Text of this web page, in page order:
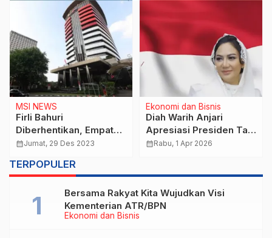
MSI NEWS
Firli Bahuri
Diberhentikan, Empat
Calon Pengganti Muncul
calendar_monthJumat, 29 Des 2023
Ekonomi dan Bisnis
Diah Warih Anjari
Apresiasi Presiden Tak
Naikkan Harga
calendar_monthRabu, 1 Apr 2026
TERPOPULER
Ekonomi dan Bisnis
Bersama Rakyat Kita Wujudkan Visi
Kementerian ATR/BPN